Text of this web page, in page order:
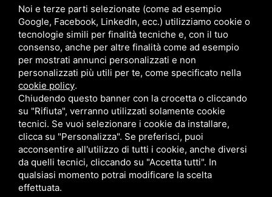
Noi e terze parti selezionate (come ad esempio
Google, Facebook, LinkedIn, ecc.) utilizziamo cookie o
tecnologie simili per finalità tecniche e, con il tuo
consenso, anche per altre finalità come ad esempio
per mostrati annunci personalizzati e non
personalizzati più utili per te, come specificato nella
cookie policy.
Chiudendo questo banner con la crocetta o cliccando
su "Rifiuta", verranno utilizzati solamente cookie
tecnici. Se vuoi selezionare i cookie da installare,
clicca su "Personalizza". Se preferisci, puoi
acconsentire all'utilizzo di tutti i cookie, anche diversi
da quelli tecnici, cliccando su "Accetta tutti". In
qualsiasi momento potrai modificare la scelta
effettuata.